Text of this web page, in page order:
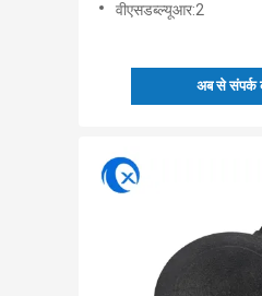
वीएसडब्ल्यूआर:2
अब से संपर्क